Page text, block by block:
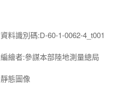
資料識別碼:D-60-1-0062-4_t001
編繪者:參謀本部陸地測量總局
靜態圖像